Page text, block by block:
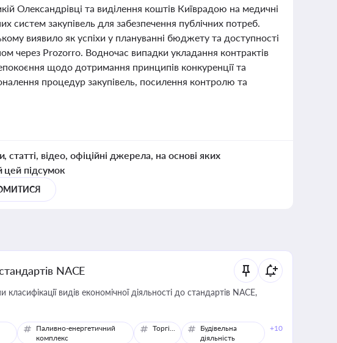
Олександрівці та виділення коштів Київрадою на медичні
закупівель для забезпечення публічних потреб.
виявило як успіхи у плануванні бюджету та доступності
через Prozorro. Водночас випадки укладання контрактів
щодо дотримання принципів конкуренції та
процедур закупівель, посилення контролю та
відео, офіційні джерела, на основі яких
підсумок
NACE
видів економічної діяльності до стандартів NACE,
Паливно-енергетичний
комплекс
Торгівля
Будівельна
діяльність
+10